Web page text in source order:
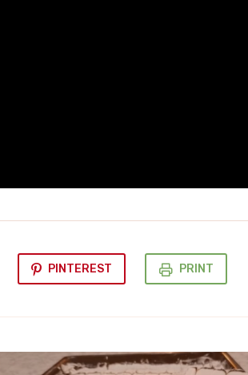
PINTEREST PRINT